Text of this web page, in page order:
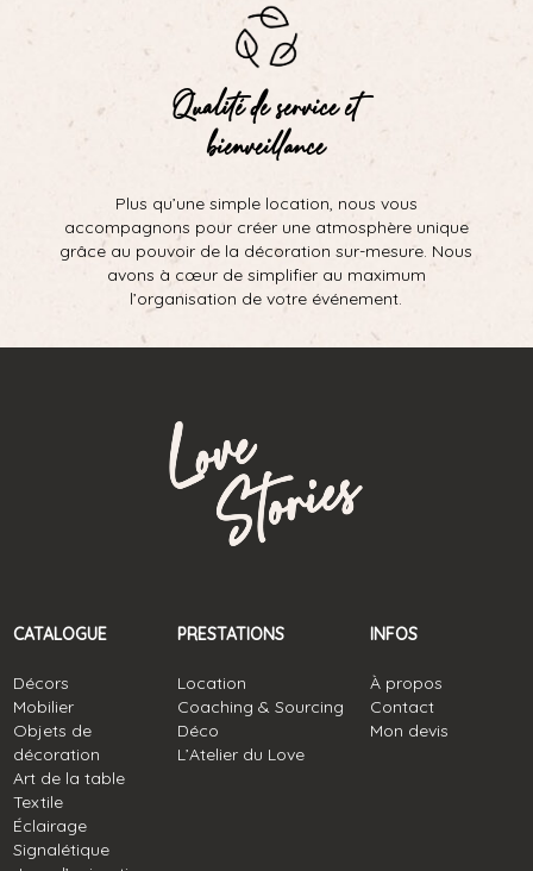
Qualité de service et
bienveillance
Plus qu’une simple location, nous vous
accompagnons pour créer une atmosphère unique
grâce au pouvoir de la décoration sur-mesure. Nous
avons à cœur de simplifier au maximum
l’organisation de votre événement.
CATALOGUE
Décors
Mobilier
Objets de
décoration
Art de la table
Textile
Éclairage
Signalétique
PRESTATIONS
Location
Coaching & Sourcing
Déco
L’Atelier du Love
INFOS
À propos
Contact
Mon devis